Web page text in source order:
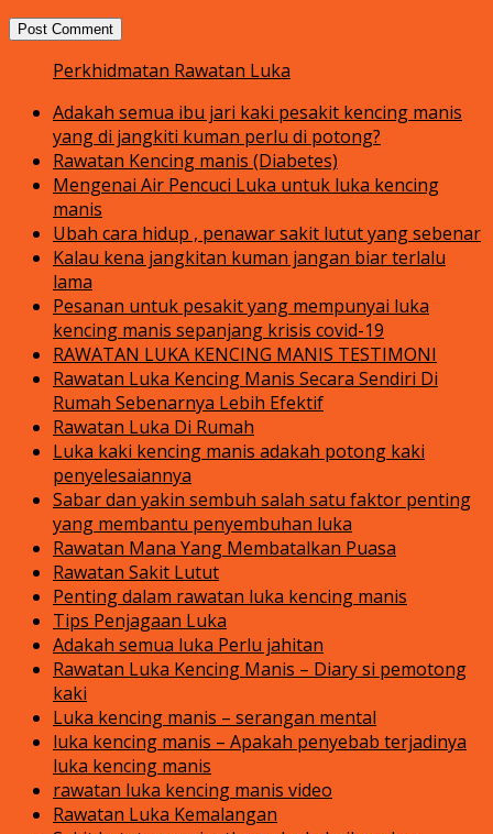
Perkhidmatan Rawatan Luka
Adakah semua ibu jari kaki pesakit kencing manis
yang di jangkiti kuman perlu di potong?
Rawatan Kencing manis (Diabetes)
Mengenai Air Pencuci Luka untuk luka kencing
manis
Ubah cara hidup , penawar sakit lutut yang sebenar
Kalau kena jangkitan kuman jangan biar terlalu
lama
Pesanan untuk pesakit yang mempunyai luka
kencing manis sepanjang krisis covid-19
RAWATAN LUKA KENCING MANIS TESTIMONI
Rawatan Luka Kencing Manis Secara Sendiri Di
Rumah Sebenarnya Lebih Efektif
Rawatan Luka Di Rumah
Luka kaki kencing manis adakah potong kaki
penyelesaiannya
Sabar dan yakin sembuh salah satu faktor penting
yang membantu penyembuhan luka
Rawatan Mana Yang Membatalkan Puasa
Rawatan Sakit Lutut
Penting dalam rawatan luka kencing manis
Tips Penjagaan Luka
Adakah semua luka Perlu jahitan
Rawatan Luka Kencing Manis – Diary si pemotong
kaki
Luka kencing manis – serangan mental
luka kencing manis – Apakah penyebab terjadinya
luka kencing manis
rawatan luka kencing manis video
Rawatan Luka Kemalangan